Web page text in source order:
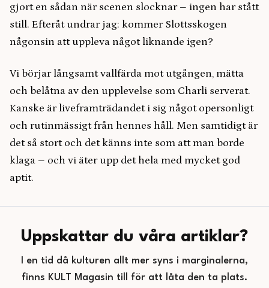
gjort en sådan när scenen slocknar – ingen har stått
still. Efteråt undrar jag: kommer Slottsskogen
någonsin att uppleva något liknande igen?
Vi börjar långsamt vallfärda mot utgången, mätta
och belåtna av den upplevelse som Charli serverat.
Kanske är liveframträdandet i sig något opersonligt
och rutinmässigt från hennes håll. Men samtidigt är
det så stort och det känns inte som att man borde
klaga – och vi äter upp det hela med mycket god
aptit.
Uppskattar du våra artiklar?
I en tid då kulturen allt mer syns i marginalerna,
finns KULT Magasin till för att låta den ta plats.